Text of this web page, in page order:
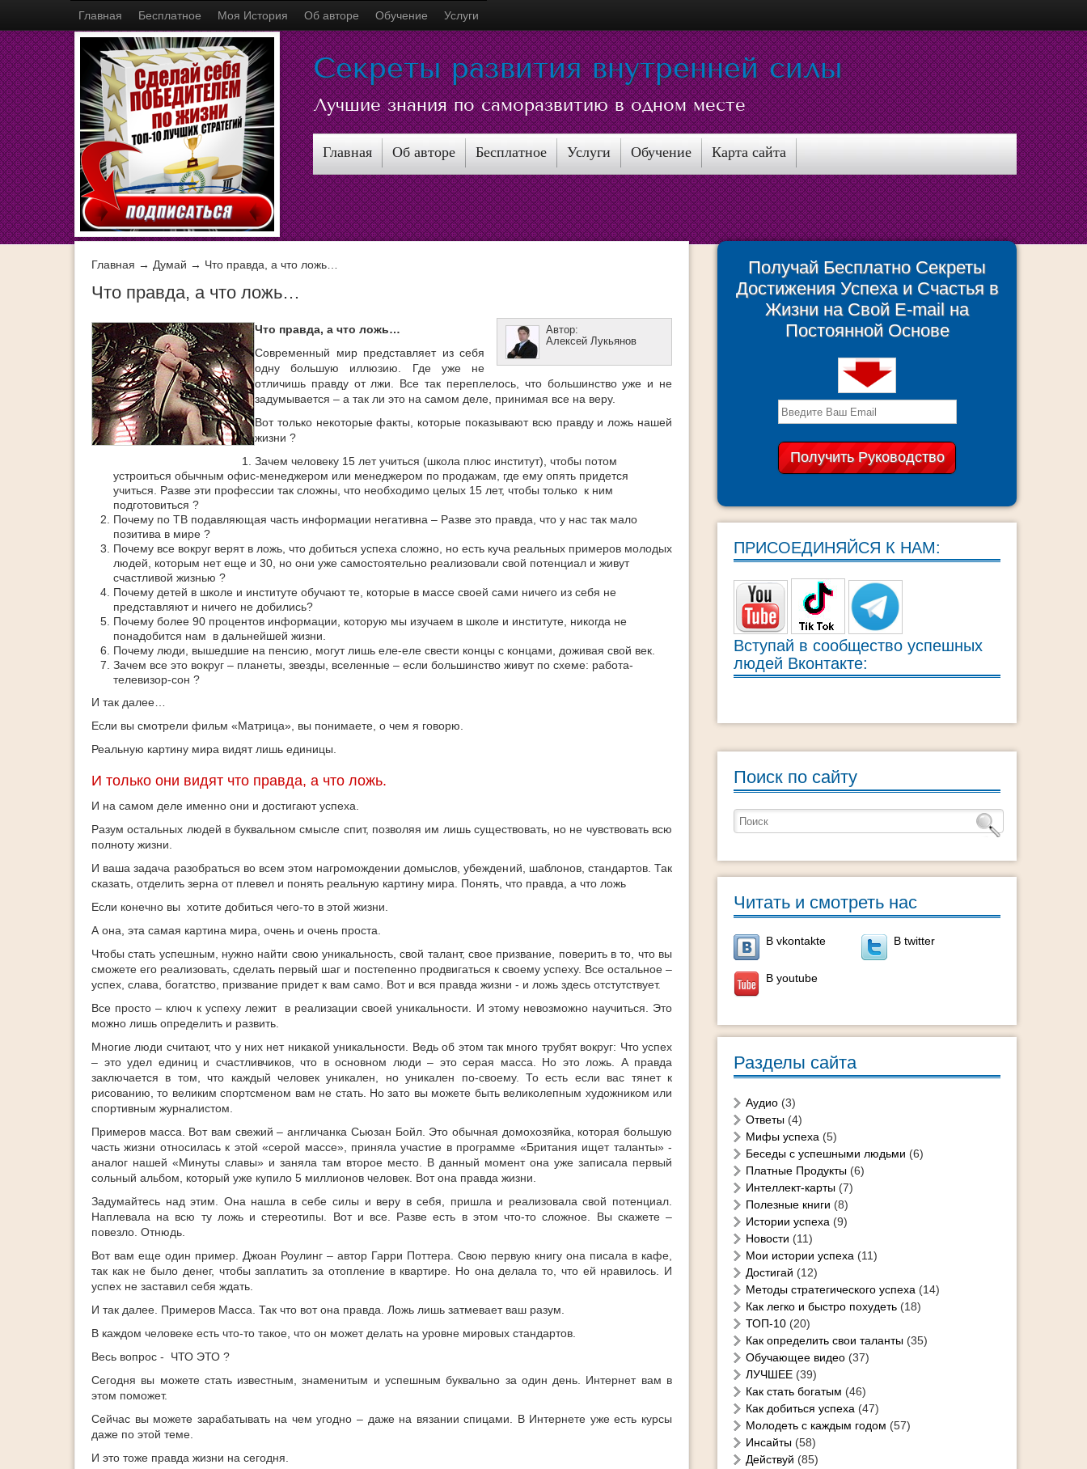
Главная Бесплатное Моя История Об авторе Обучение Услуги
Секреты развития внутренней силы
Лучшие знания по саморазвитию в одном месте
Главная Об авторе Бесплатное Услуги Обучение Карта сайта
Главная → Думай → Что правда, а что ложь…
Что правда, а что ложь…
Автор:
Алексей Лукьянов
Что правда, а что ложь…
Современный мир представляет из себя
одну большую иллюзию. Где уже не
отличишь правду от лжи. Все так переплелось, что большинство уже и не
задумывается – а так ли это на самом деле, принимая все на веру.
Вот только некоторые факты, которые показывают всю правду и ложь нашей
жизни ?
Зачем человеку 15 лет учиться (школа плюс институт), чтобы потом
устроиться обычным офис-менеджером или менеджером по продажам, где ему опять придется
учиться. Разве эти профессии так сложны, что необходимо целых 15 лет, чтобы только к ним
подготовиться ?
Почему по ТВ подавляющая часть информации негативна – Разве это правда, что у нас так мало
позитива в мире ?
Почему все вокруг верят в ложь, что добиться успеха сложно, но есть куча реальных примеров молодых
людей, которым нет еще и 30, но они уже самостоятельно реализовали свой потенциал и живут
счастливой жизнью ?
Почему детей в школе и институте обучают те, которые в массе своей сами ничего из себя не
представляют и ничего не добились?
Почему более 90 процентов информации, которую мы изучаем в школе и институте, никогда не
понадобится нам в дальнейшей жизни.
Почему люди, вышедшие на пенсию, могут лишь еле-еле свести концы с концами, доживая свой век.
Зачем все это вокруг – планеты, звезды, вселенные – если большинство живут по схеме: работа-
телевизор-сон ?
И так далее…
Если вы смотрели фильм «Матрица», вы понимаете, о чем я говорю.
Реальную картину мира видят лишь единицы.
И только они видят что правда, а что ложь.
И на самом деле именно они и достигают успеха.
Разум остальных людей в буквальном смысле спит, позволяя им лишь существовать, но не чувствовать всю
полноту жизни.
И ваша задача разобраться во всем этом нагромождении домыслов, убеждений, шаблонов, стандартов. Так
сказать, отделить зерна от плевел и понять реальную картину мира. Понять, что правда, а что ложь
Если конечно вы хотите добиться чего-то в этой жизни.
А она, эта самая картина мира, очень и очень проста.
Чтобы стать успешным, нужно найти свою уникальность, свой талант, свое призвание, поверить в то, что вы
сможете его реализовать, сделать первый шаг и постепенно продвигаться к своему успеху. Все остальное –
успех, слава, богатство, призвание придет к вам само. Вот и вся правда жизни - и ложь здесь отстутствует.
Все просто – ключ к успеху лежит в реализации своей уникальности. И этому невозможно научиться. Это
можно лишь определить и развить.
Многие люди считают, что у них нет никакой уникальности. Ведь об этом так много трубят вокруг: Что успех
– это удел единиц и счастливчиков, что в основном люди – это серая масса. Но это ложь. А правда
заключается в том, что каждый человек уникален, но уникален по-своему. То есть если вас тянет к
рисованию, то великим спортсменом вам не стать. Но зато вы можете быть великолепным художником или
спортивным журналистом.
Примеров масса. Вот вам свежий – англичанка Сьюзан Бойл. Это обычная домохозяйка, которая большую
часть жизни относилась к этой «серой массе», приняла участие в программе «Британия ищет таланты» -
аналог нашей «Минуты славы» и заняла там второе место. В данный момент она уже записала первый
сольный альбом, который уже купило 5 миллионов человек. Вот она правда жизни.
Задумайтесь над этим. Она нашла в себе силы и веру в себя, пришла и реализовала свой потенциал.
Наплевала на всю ту ложь и стереотипы. Вот и все. Разве есть в этом что-то сложное. Вы скажете –
повезло. Отнюдь.
Вот вам еще один пример. Джоан Роулинг – автор Гарри Поттера. Свою первую книгу она писала в кафе,
так как не было денег, чтобы заплатить за отопление в квартире. Но она делала то, что ей нравилось. И
успех не заставил себя ждать.
И так далее. Примеров Масса. Так что вот она правда. Ложь лишь затмевает ваш разум.
В каждом человеке есть что-то такое, что он может делать на уровне мировых стандартов.
Весь вопрос - ЧТО ЭТО ?
Сегодня вы можете стать известным, знаменитым и успешным буквально за один день. Интернет вам в
этом поможет.
Сейчас вы можете зарабатывать на чем угодно – даже на вязании спицами. В Интернете уже есть курсы
даже по этой теме.
И это тоже правда жизни на сегодня.
Получай Бесплатно Секреты
Достижения Успеха и Счастья в
Жизни на Свой E-mail на
Постоянной Основе
ПРИСОЕДИНЯЙСЯ К НАМ:
Вступай в сообщество успешных
людей Вконтакте:
Поиск по сайту
Читать и смотреть нас
В vkontakte В twitter
В youtube
Разделы сайта
Аудио (3)
Ответы (4)
Мифы успеха (5)
Беседы с успешными людьми (6)
Платные Продукты (6)
Интеллект-карты (7)
Полезные книги (8)
Истории успеха (9)
Новости (11)
Мои истории успеха (11)
Достигай (12)
Методы стратегического успеха (14)
Как легко и быстро похудеть (18)
ТОП-10 (20)
Как определить свои таланты (35)
Обучающее видео (37)
ЛУЧШЕЕ (39)
Как стать богатым (46)
Как добиться успеха (47)
Молодеть с каждым годом (57)
Инсайты (58)
Действуй (85)